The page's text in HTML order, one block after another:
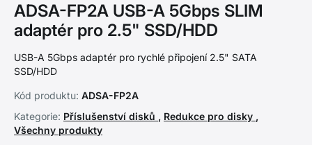
ADSA-FP2A USB-A 5Gbps SLIM
adaptér pro 2.5" SSD/HDD
USB-A 5Gbps adaptér pro rychlé připojení 2.5" SATA
SSD/HDD
Kód produktu: ADSA-FP2A
Kategorie: Příslušenství disků , Redukce pro disky ,
Všechny produkty